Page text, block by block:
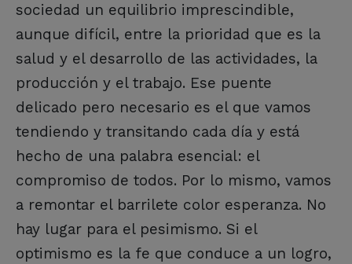
sociedad un equilibrio imprescindible,
aunque difícil, entre la prioridad que es la
salud y el desarrollo de las actividades, la
producción y el trabajo. Ese puente
delicado pero necesario es el que vamos
tendiendo y transitando cada día y está
hecho de una palabra esencial: el
compromiso de todos. Por lo mismo, vamos
a remontar el barrilete color esperanza. No
hay lugar para el pesimismo. Si el
optimismo es la fe que conduce a un logro,